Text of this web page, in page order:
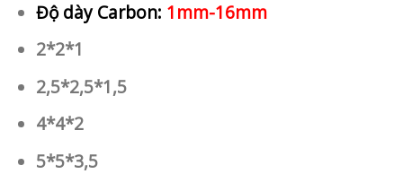
Độ dày Carbon: 1mm-16mm
2*2*1
2,5*2,5*1,5
4*4*2
5*5*3,5